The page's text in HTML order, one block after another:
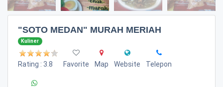
"SOTO MEDAN" MURAH MERIAH
Kuliner
Rating : 3.8 Favorite Map Website Telepon